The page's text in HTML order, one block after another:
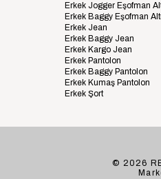
Erkek Jogger Eşofman
Erkek Baggy Eşofman Altı
Erkek Jean
Erkek Baggy Jean
Erkek Kargo Jean
Erkek Pantolon
Erkek Baggy Pantolon
Erkek Kumaş Pantolon
Erkek Şort
© 2026